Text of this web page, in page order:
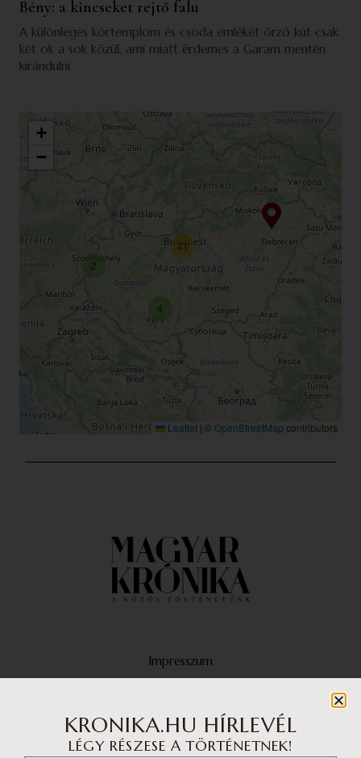
Bény: a kincseket rejtő falu
A különleges körtemplom és csoda emlékét őrző kút csak
két ok a sok közül, ami miatt érdemes a Garam mentén
kirándulni
2
4
21
+
−
Leaflet | © OpenStreetMap contributors
Impresszum
Adatvédelmi központ
KRONIKA.HU HÍRLEVÉL
LÉGY RÉSZESE A TÖRTÉNETNEK!